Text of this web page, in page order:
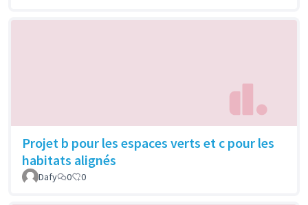
Projet b pour les espaces verts et c pour les
habitats alignés
Dafy 0 0